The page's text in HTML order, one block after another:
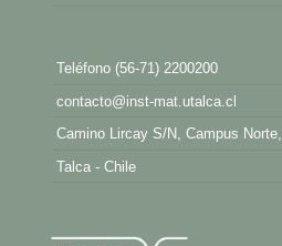
Teléfono (56-71) 2200200
contacto@inst-mat.utalca.cl
Camino Lircay S/N, Campus Norte,
Talca - Chile